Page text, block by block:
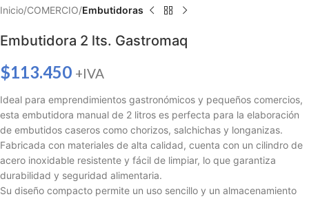
Inicio COMERCIO Embutidoras
Embutidora 2 lts. Gastromaq
$113.450 +IVA
Ideal para emprendimientos gastronómicos y pequeños comercios,
esta embutidora manual de 2 litros es perfecta para la elaboración
de embutidos caseros como chorizos, salchichas y longanizas.
Fabricada con materiales de alta calidad, cuenta con un cilindro de
acero inoxidable resistente y fácil de limpiar, lo que garantiza
durabilidad y seguridad alimentaria.
Su diseño compacto permite un uso sencillo y un almacenamiento